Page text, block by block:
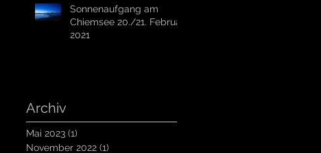
Sonnenaufgang am
Chiemsee 20./21. Februar
2021
Archiv
Mai 2023 (1)
November 2022 (1)